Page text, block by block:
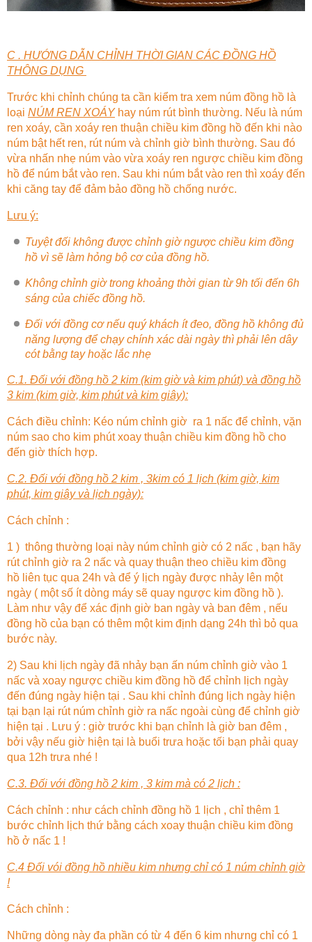
C . HƯỚNG DẪN CHỈNH THỜI GIAN CÁC ĐỒNG HỒ
THÔNG DỤNG
Trước khi chỉnh chúng ta cần kiểm tra xem núm đồng hồ là
loại NÚM REN XOÁYhay núm rút bình thường. Nếu là núm
ren xoáy, cần xoáy ren thuận chiều kim đồng hồ đến khi nào
núm bật hết ren, rút núm và chỉnh giờ bình thường. Sau đó
vừa nhấn nhẹ núm vào vừa xoáy ren ngược chiều kim đồng
hồ để núm bắt vào ren. Sau khi núm bắt vào ren thì xoáy đến
khi căng tay để đảm bảo đồng hồ chống nước.
Lưu ý:
Tuyệt đối không được chỉnh giờ ngược chiều kim đồng
hồ vì sẽ làm hỏng bộ cơ của đồng hồ.
Không chỉnh giờ trong khoảng thời gian từ 9h tối đến 6h
sáng của chiếc đồng hồ.
Đối với đồng cơ nếu quý khách ít đeo, đồng hồ không đủ
năng lượng để chạy chính xác dài ngày thì phải lên dây
cót bằng tay hoặc lắc nhẹ
C.1. Đối với đồng hồ 2 kim (kim giờ và kim phút) và đồng hồ
3 kim (kim giờ, kim phút và kim giây):
Cách điều chỉnh: Kéo núm chỉnh giờ ra 1 nấc để chỉnh, vặn
núm sao cho kim phút xoay thuận chiều kim đồng hồ cho
đến giờ thích hợp.
C.2. Đối với đồng hồ 2 kim , 3kim có 1 lịch (kim giờ, kim
phút, kim giây và lịch ngày):
Cách chỉnh :
1 ) thông thường loại này núm chỉnh giờ có 2 nấc , bạn hãy
rút chỉnh giờ ra 2 nấc và quay thuận theo chiều kim đồng
hồ liên tục qua 24h và để ý lịch ngày được nhảy lên một
ngày ( một số ít dòng máy sẽ quay ngược kim đồng hồ ).
Làm như vậy để xác định giờ ban ngày và ban đêm , nếu
đồng hồ của bạn có thêm một kim định dạng 24h thì bỏ qua
bước này.
2) Sau khi lịch ngày đã nhảy bạn ấn núm chỉnh giờ vào 1
nấc và xoay ngược chiều kim đồng hồ để chỉnh lịch ngày
đến đúng ngày hiện tại . Sau khi chỉnh đúng lịch ngày hiện
tại bạn lại rút núm chỉnh giờ ra nấc ngoài cùng để chỉnh giờ
hiện tại . Lưu ý : giờ trước khi bạn chỉnh là giờ ban đêm ,
bởi vậy nếu giờ hiện tại là buổi trưa hoặc tối bạn phải quay
qua 12h trưa nhé !
C.3. Đối với đồng hồ 2 kim , 3 kim mà có 2 lịch :
Cách chỉnh : như cách chỉnh đồng hồ 1 lịch , chỉ thêm 1
bước chỉnh lịch thứ bằng cách xoay thuận chiều kim đồng
hồ ở nấc 1 !
C.4 Đối vói đồng hồ nhiều kim nhưng chỉ có 1 núm chỉnh giờ
!
Cách chỉnh :
Những dòng này đa phần có từ 4 đến 6 kim nhưng chỉ có 1